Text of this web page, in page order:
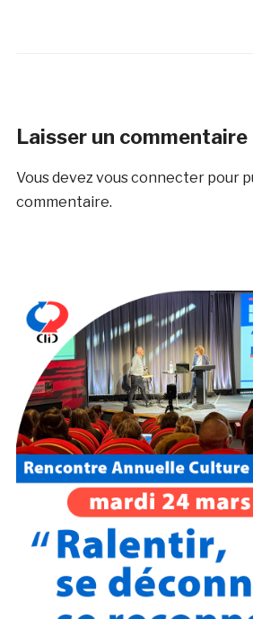
Laisser un commentaire
Vous devezvous connecterpour
commentaire.